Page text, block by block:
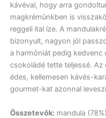
kávéval, hogy arra
magkrémünkben is
reggeli ital íze. A
bizonyult, nagyon jól
a harmóniát pedig kedvenc
csokoládé tette teljessé.
édes, kellemesen kávés-
gourmet-kat azonnal
Összetevők: mandula